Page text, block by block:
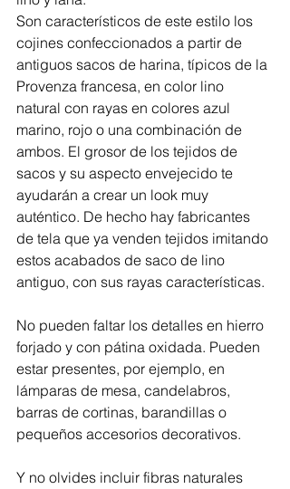
Son característicos de este estilo los
cojines confeccionados a partir de
antiguos sacos de harina, típicos de la
Provenza francesa, en color lino
natural con rayas en colores azul
marino, rojo o una combinación de
ambos. El grosor de los tejidos de
sacos y su aspecto envejecido te
ayudarán a crear un look muy
auténtico. De hecho hay fabricantes
de tela que ya venden tejidos imitando
estos acabados de saco de lino
antiguo, con sus rayas características.
No pueden faltar los detalles en hierro
forjado y con pátina oxidada. Pueden
estar presentes, por ejemplo, en
lámparas de mesa, candelabros,
barras de cortinas, barandillas o
pequeños accesorios decorativos.
Y no olvides incluir fibras naturales